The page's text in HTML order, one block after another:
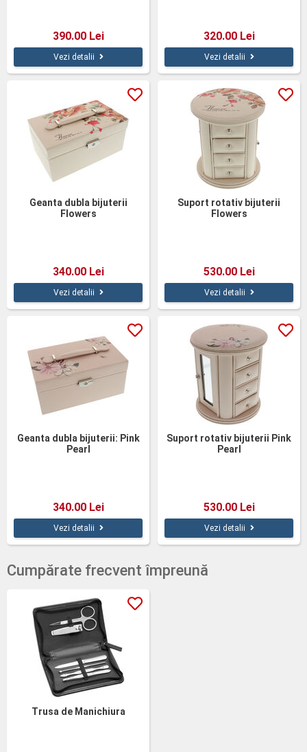
390.00 Lei
Vezi detalii
320.00 Lei
Vezi detalii
Geanta dubla bijuterii
Flowers
340.00 Lei
Vezi detalii
Suport rotativ bijuterii
Flowers
530.00 Lei
Vezi detalii
Geanta dubla bijuterii: Pink
Pearl
340.00 Lei
Vezi detalii
Suport rotativ bijuterii Pink
Pearl
530.00 Lei
Vezi detalii
Cumpărate frecvent împreună
Trusa de Manichiura